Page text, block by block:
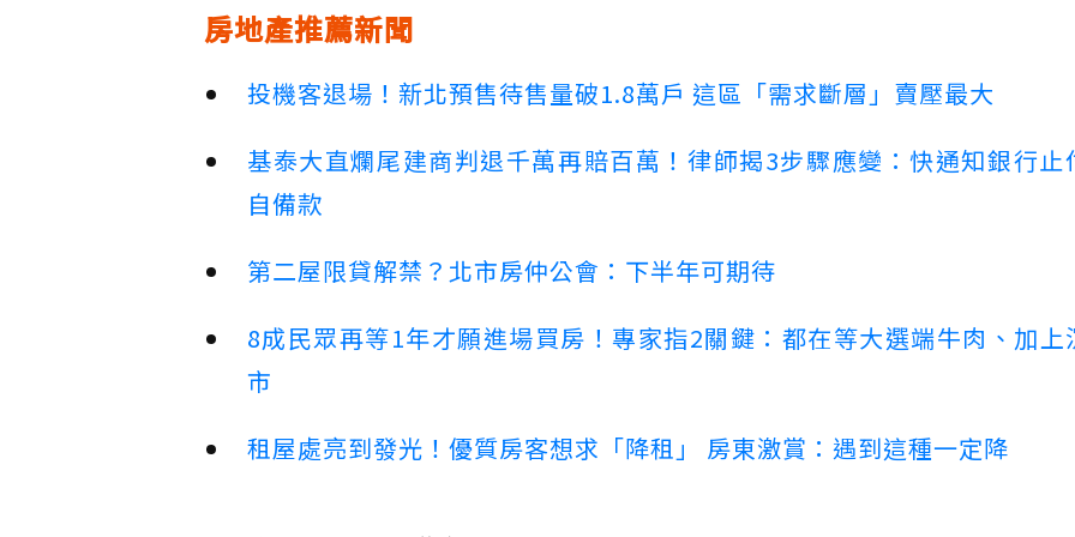
房地產推薦新聞
投機客退場！新北預售待售量破1.8萬戶 這區「需求斷層」賣壓最大
基泰大直爛尾建商判退千萬再賠百萬！律師揭3步驟應變：快通知銀行止
自備款
第二屋限貸解禁？北市房仲公會：下半年可期待
8成民眾再等1年才願進場買房！專家指2關鍵：都在等大選端牛肉、加上
市
租屋處亮到發光！優質房客想求「降租」 房東激賞：遇到這種一定降